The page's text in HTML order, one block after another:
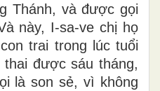
Thánh, và được gọi
này, I-sa-ve chị họ
trai trong lúc tuổi
được sáu tháng,
là son sẻ, vì không